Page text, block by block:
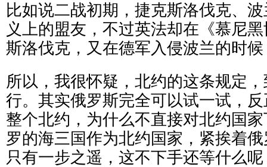
比如说二战初期，捷克斯洛伐克、
义上的盟友，不过英法却在《慕尼
斯洛伐克，又在德军入侵波兰的时
所以，我很怀疑，北约的这条规定
行。其实俄罗斯完全可以试一试，
整个北约，为什么不直接对北约国
罗的海三国作为北约国家，紧挨着
只有一步之遥，这不下手还等什么呢